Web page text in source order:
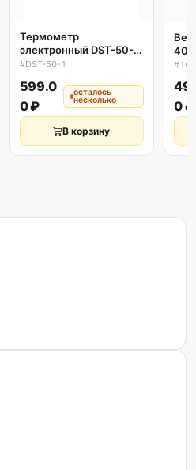
Термометр
электронный DST-50-1
(-50/+150'C) на
выносным датчиком 1м
#DST-50-1
599.0
0 ₽
осталось
несколько
В корзину
400
0 ₽